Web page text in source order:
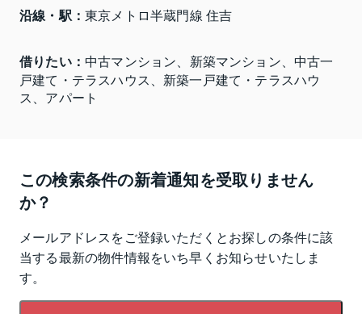
沿線・駅： 東京メトロ半蔵門線 住吉
借りたい： 中古マンション、新築マンション、中古一
戸建て・テラスハウス、新築一戸建て・テラスハウ
ス、アパート
この検索条件の新着通知を受取りません
か？
メールアドレスをご登録いただくとお探しの条件に該
当する最新の物件情報をいち早くお知らせいたしま
す。